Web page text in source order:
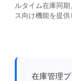
ルタイム在庫同
ス向け機能を提供
在庫管理